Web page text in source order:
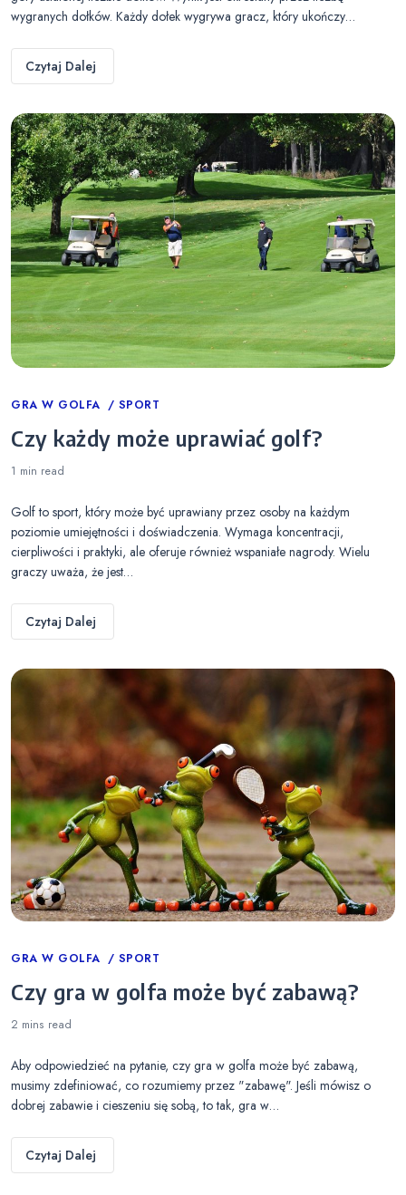
wygranych dołków. Każdy dołek wygrywa gracz, który ukończy…
Czytaj Dalej
Categories
GRA W GOLFA SPORT
Czy każdy może uprawiać golf?
1 min read
Golf to sport, który może być uprawiany przez osoby na każdym
poziomie umiejętności i doświadczenia. Wymaga koncentracji,
cierpliwości i praktyki, ale oferuje również wspaniałe nagrody. Wielu
graczy uważa, że jest…
Czytaj Dalej
Categories
GRA W GOLFA SPORT
Czy gra w golfa może być zabawą?
2 mins read
Aby odpowiedzieć na pytanie, czy gra w golfa może być zabawą,
musimy zdefiniować, co rozumiemy przez "zabawę". Jeśli mówisz o
dobrej zabawie i cieszeniu się sobą, to tak, gra w…
Czytaj Dalej